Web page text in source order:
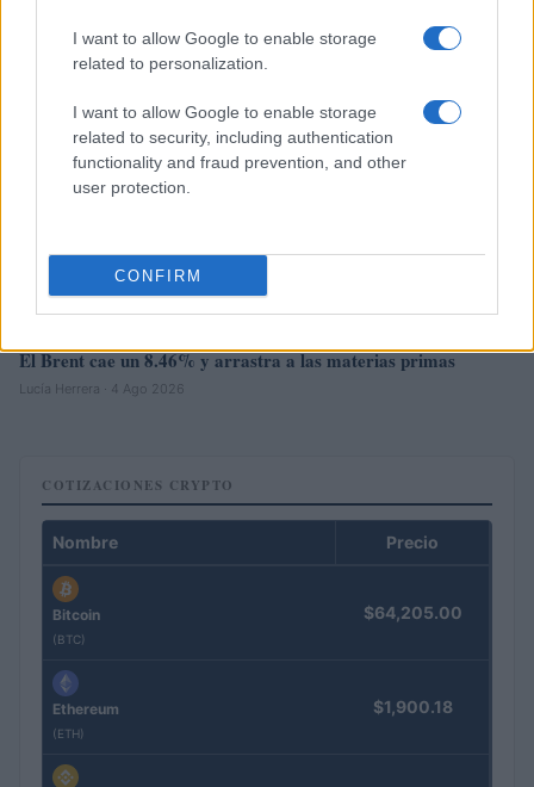
I want to allow Google to enable storage
related to personalization.
I want to allow Google to enable storage
related to security, including authentication
functionality and fraud prevention, and other
user protection.
CONFIRM
El Brent cae un 8.46% y arrastra a las materias primas
Lucía Herrera · 4 Ago 2026
COTIZACIONES CRYPTO
Nombre Precio
Bitcoin
(BTC)
$64,205.00
Ethereum
(ETH)
$1,900.18